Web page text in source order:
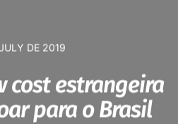
DE 2019
cost estrangeira
para o Brasil